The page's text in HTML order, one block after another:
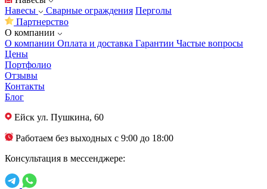
Навесы
Сварные ограждения Перголы
Партнерство
О компании
О компании Оплата и доставка Гарантии Частые вопросы
Цены
Портфолио
Отзывы
Контакты
Блог
Ейск ул. Пушкина, 60
Работаем без выходных с 9:00 до 18:00
Консультация в мессенджере: